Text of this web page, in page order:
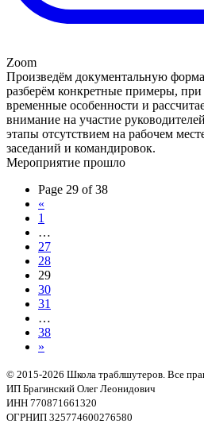
Zoom
Произведём документальную
разберём конкретные примеры,
временные особенности и
внимание на участие
этапы отсутствием на рабочем
заседаний и командировок.
Мероприятие прошло
Page 29 of 38
«
1
…
27
28
29
30
31
…
38
»
© 2015-2026 Школа траблшутеров. Все
ИП Брагинский Олег Леонидович
ИНН 770871661320
ОГРНИП 325774600276580